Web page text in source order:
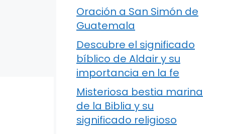
Oración a San Simón de
Guatemala
Descubre el significado
bíblico de Aldair y su
importancia en la fe
Misteriosa bestia marina
de la Biblia y su
significado religioso